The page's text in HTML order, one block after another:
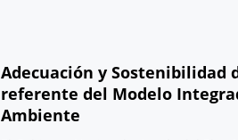
Adecuación y Sostenibilidad
referente del Modelo
Ambiente